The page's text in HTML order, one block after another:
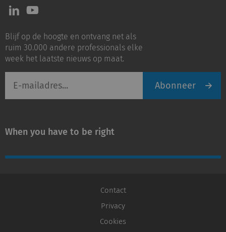
Volg
ons
LinkedIn
Volg
ons
Youtube
Blijf op de hoogte en ontvang net als
ruim 30.000 andere professionals elke
week het laatste nieuws op maat.
mailadres
Abonneer
When you have to be right
Contact
Privacy
Cookies